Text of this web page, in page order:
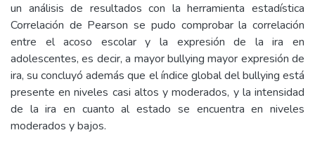
un análisis de resultados con la herramienta estadística
Correlación de Pearson se pudo comprobar la correlación
entre el acoso escolar y la expresión de la ira en
adolescentes, es decir, a mayor bullying mayor expresión de
ira, su concluyó además que el índice global del bullying está
presente en niveles casi altos y moderados, y la intensidad
de la ira en cuanto al estado se encuentra en niveles
moderados y bajos.